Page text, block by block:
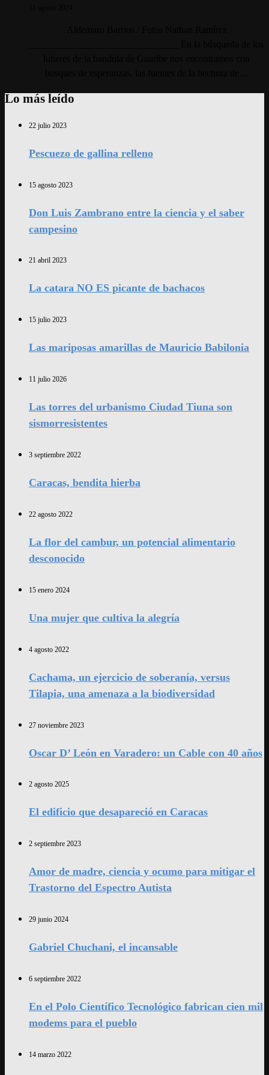
Lo más leído
22 julio 2023
Pescuezo de gallina relleno
15 agosto 2023
Don Luis Zambrano entre la ciencia y el saber
campesino
21 abril 2023
La catara NO ES picante de bachacos
15 julio 2023
Las mariposas amarillas de Mauricio Babilonia
11 julio 2026
Las torres del urbanismo Ciudad Tiuna son
sismorresistentes
3 septiembre 2022
Caracas, bendita hierba
22 agosto 2022
La flor del cambur, un potencial alimentario
desconocido
15 enero 2024
Una mujer que cultiva la alegría
4 agosto 2022
Cachama, un ejercicio de soberanía, versus
Tilapia, una amenaza a la biodiversidad
27 noviembre 2023
Oscar D’ León en Varadero: un Cable con 40 años
2 agosto 2025
El edificio que desapareció en Caracas
2 septiembre 2023
Amor de madre, ciencia y ocumo para mitigar el
Trastorno del Espectro Autista
29 junio 2024
Gabriel Chuchani, el incansable
6 septiembre 2022
En el Polo Científico Tecnológico fabrican cien mil
modems para el pueblo
14 marzo 2022